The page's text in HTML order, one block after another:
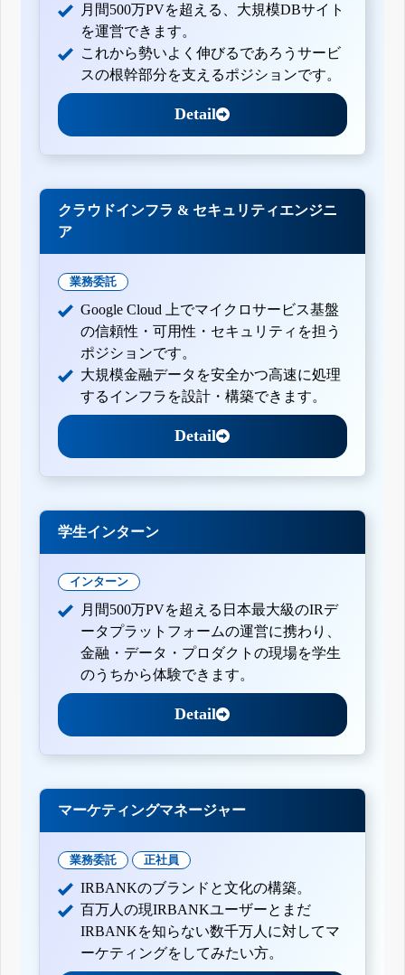
月間500万PVを超える、大規模DBサイト
を運営できます。
これから勢いよく伸びるであろうサービ
スの根幹部分を支えるポジションです。
Detail
クラウドインフラ & セキュリティエンジニ
ア
業務委託
Google Cloud 上でマイクロサービス基盤
の信頼性・可用性・セキュリティを担う
ポジションです。
大規模金融データを安全かつ高速に処理
するインフラを設計・構築できます。
Detail
学生インターン
インターン
月間500万PVを超える日本最大級のIRデ
ータプラットフォームの運営に携わり、
金融・データ・プロダクトの現場を学生
のうちから体験できます。
Detail
マーケティングマネージャー
業務委託 正社員
IRBANKのブランドと文化の構築。
百万人の現IRBANKユーザーとまだ
IRBANKを知らない数千万人に対してマ
ーケティングをしてみたい方。